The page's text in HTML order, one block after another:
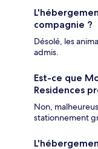
compagnie ?
Désolé, les
admis.
Est-ce que
Residences
Non,
stationnement